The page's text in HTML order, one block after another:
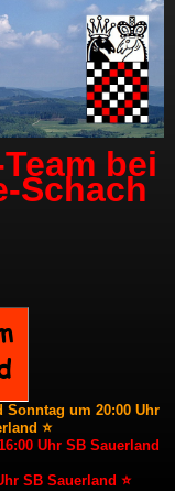
bei
Schach
Sonntag um 20:00 Uhr
⭐
Uhr SB Sauerland
SB Sauerland ⭐